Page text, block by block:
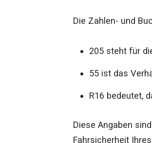
Die Zahlen- und
205 steht für
55 ist das
R16 bedeutet,
Diese Angaben
Fahrsicherheit